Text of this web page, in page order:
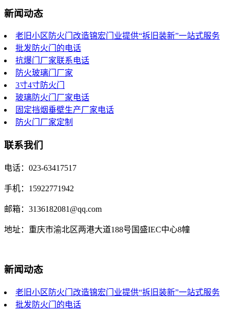
新闻动态
老旧小区防火门改造锦宏门业提供“拆旧装新”一站式服务
批发防火门的电话
抗爆门厂家联系电话
防火玻璃门厂家
3寸4寸防火门
玻璃防火门厂家电话
固定挡烟垂壁生产厂家电话
防火门厂家定制
联系我们
电话：023-63417517
手机：15922771942
邮箱：3136182081@qq.com
地址：重庆市渝北区两港大道188号国盛IEC中心8幢
新闻动态
老旧小区防火门改造锦宏门业提供“拆旧装新”一站式服务
批发防火门的电话